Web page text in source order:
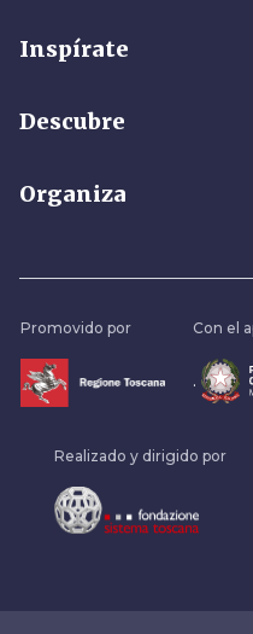
Inspírate
Descubre
Organiza
Promovido por Con el
.
Realizado y dirigido por